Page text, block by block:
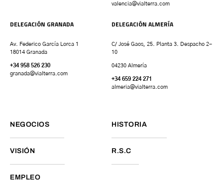
valencia@vialterra.com
DELEGACIÓN GRANADA
Av. Federico García Lorca 1
18014 Granada
+34 958 526 230
granada@vialterra.com
DELEGACIÓN ALMERÍA
C/ José Gaos, 25. Planta 3. Despacho 2-
10
04230 Almería
+34 659 224 271
almeria@vialterra.com
NEGOCIOS HISTORIA
VISIÓN R.S.C
EMPLEO